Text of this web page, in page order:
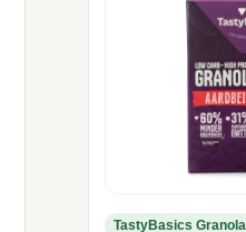
TastyBasics Granola